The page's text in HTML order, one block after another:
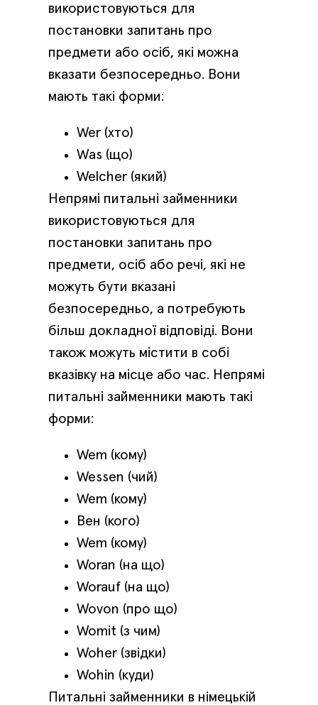
використовуються для
постановки запитань про
предмети або осіб, які можна
вказати безпосередньо. Вони
мають такі форми:
Wer (хто)
Was (що)
Welcher (який)
Непрямі питальні займенники
використовуються для
постановки запитань про
предмети, осіб або речі, які не
можуть бути вказані
безпосередньо, а потребують
більш докладної відповіді. Вони
також можуть містити в собі
вказівку на місце або час. Непрямі
питальні займенники мають такі
форми:
Wem (кому)
Wessen (чий)
Wem (кому)
Вен (кого)
Wem (кому)
Woran (на що)
Worauf (на що)
Wovon (про що)
Womit (з чим)
Woher (звідки)
Wohin (куди)
Питальні займенники в німецькій